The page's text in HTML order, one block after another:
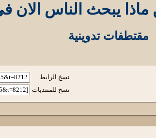
يبحث الناس الان
مقتطفات تدوينية
نسخ الرابط
نسخ للمنتديات